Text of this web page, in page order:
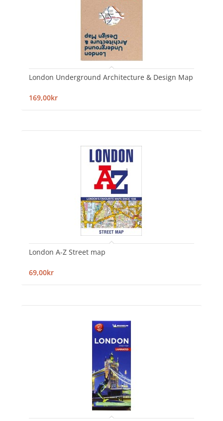
London Underground Architecture & Design Map
169,00kr
London A-Z Street map
69,00kr